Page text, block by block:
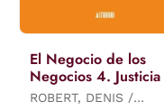
El Negocio de los
Negocios 4. Justicia
ROBERT, DENIS /